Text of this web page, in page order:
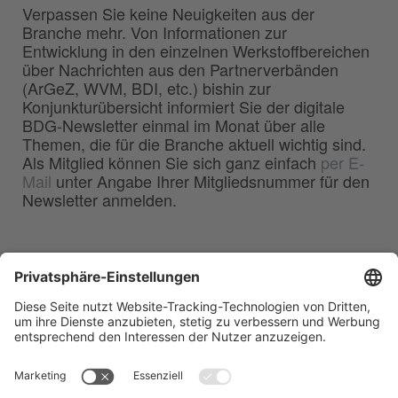
Verpassen Sie keine Neuigkeiten aus der
Branche mehr. Von Informationen zur
Entwicklung in den einzelnen Werkstoffbereichen
über Nachrichten aus den Partnerverbänden
(ArGeZ, WVM, BDI, etc.) bishin zur
Konjunkturübersicht informiert Sie der digitale
BDG-Newsletter einmal im Monat über alle
Themen, die für die Branche aktuell wichtig sind.
Als Mitglied können Sie sich ganz einfach per E-
Mail unter Angabe Ihrer Mitgliedsnummer für den
Newsletter anmelden.
Deutschen Gießerei-Industrie e.V.